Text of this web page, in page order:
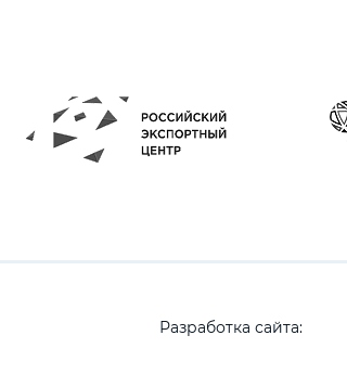
Разработка сайта: